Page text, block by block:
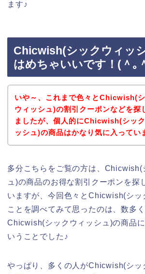
ます♪
Chicwish(シックウィッ
はめちゃいいです！(＾｡
いや～、これまで色々とChicwish(
ウィッシュ)の割引クーポンなどを探
ましたが、個人的にChicwish(シッ
ッシュ)の商品はかなり気に入ってい
多分こちらをご覧の方は、Chicwish(
ュ)の商品のお得な割引クーポンを探
いますが、今回色々とChicwish(シッ
ことを調べてみて思ったのは、数多
Chicwish(シックウィッシュ)の商品
いうことでした♪
やっぱり、多くの人がChicwish(シッ